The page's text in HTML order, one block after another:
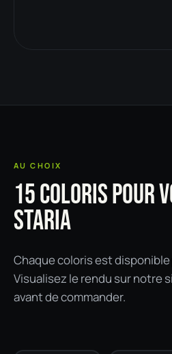
AU CHOIX
15 COLORIS POUR
STARIA
Chaque coloris est
Visualisez le rendu sur notre
avant de commander.